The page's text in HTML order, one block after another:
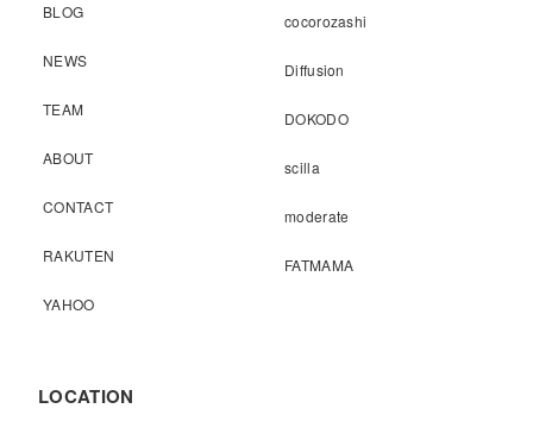
BLOG
NEWS
TEAM
ABOUT
CONTACT
RAKUTEN
YAHOO
cocorozashi
Diffusion
DOKODO
scilla
moderate
FATMAMA
LOCATION